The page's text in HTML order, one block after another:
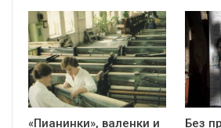
«Пианинки», валенки и
Без